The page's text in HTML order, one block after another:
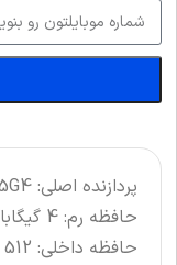
پردازنده اصلی: intel Core i3 1115G4
حافظه رم: 4 گیگابایت DDR4
حافظه داخلی: 512 گیگابایت SSD